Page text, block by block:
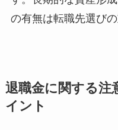
の有無は転職先選びの
退職金に関する注
イント